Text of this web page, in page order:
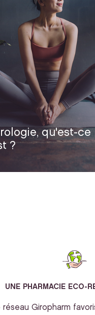
qu'est-ce
?
UNE PHARMACIE ECO-
réseau Giropharm